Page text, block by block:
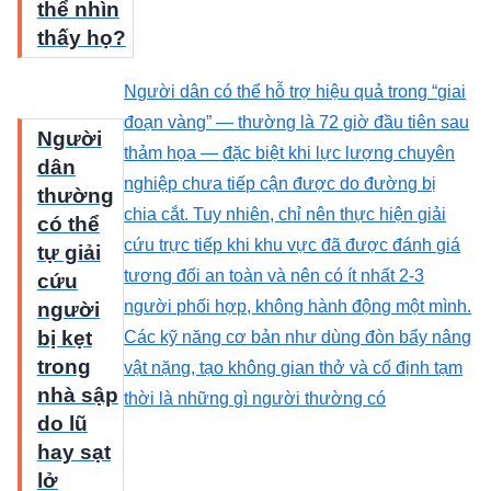
thể nhìn
thấy họ?
Người
dân
thường
có thể
tự giải
cứu
người
bị kẹt
trong
nhà sập
do lũ
hay sạt
lở
Người dân có thể hỗ trợ hiệu quả trong “giai
đoạn vàng” — thường là 72 giờ đầu tiên sau
thảm họa — đặc biệt khi lực lượng chuyên
nghiệp chưa tiếp cận được do đường bị
chia cắt. Tuy nhiên, chỉ nên thực hiện giải
cứu trực tiếp khi khu vực đã được đánh giá
tương đối an toàn và nên có ít nhất 2-3
người phối hợp, không hành động một mình.
Các kỹ năng cơ bản như dùng đòn bẩy nâng
vật nặng, tạo không gian thở và cố định tạm
thời là những gì người thường có